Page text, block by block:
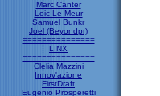
Marc Canter
Loic Le Meur
Samuel Bunkr
Joel (Beyondpr)
===============
LINX
===============
Clelia Mazzini
Innov'azione
FirstDraft
Eugenio Prosperetti